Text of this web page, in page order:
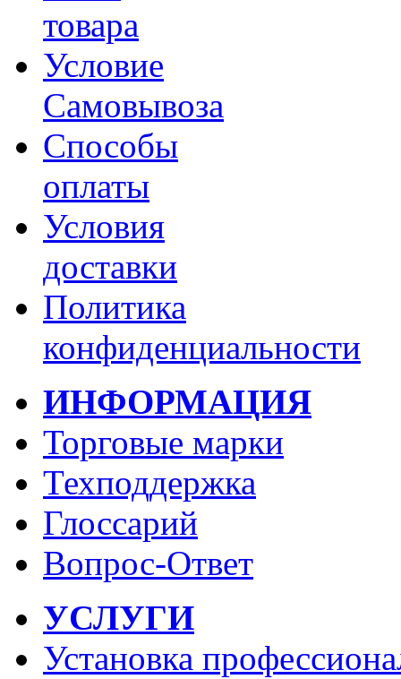
товара
Условие
Самовывоза
Способы
оплаты
Условия
доставки
Политика
конфиденциальности
ИНФОРМАЦИЯ
Торговые марки
Техподдержка
Глоссарий
Вопрос-Ответ
УСЛУГИ
Установка